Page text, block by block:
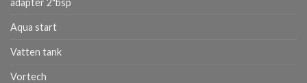
Aqua start
Vatten tank
Vortech